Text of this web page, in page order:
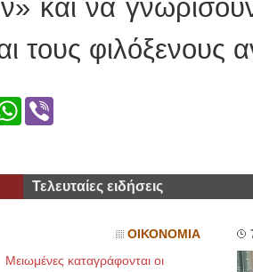
και να
τους
WhatsApp
Τελευταίες ειδήσεις
ΟΙΚΟΝΟΜΙΑ
Μειωμένες καταγράφονται οι